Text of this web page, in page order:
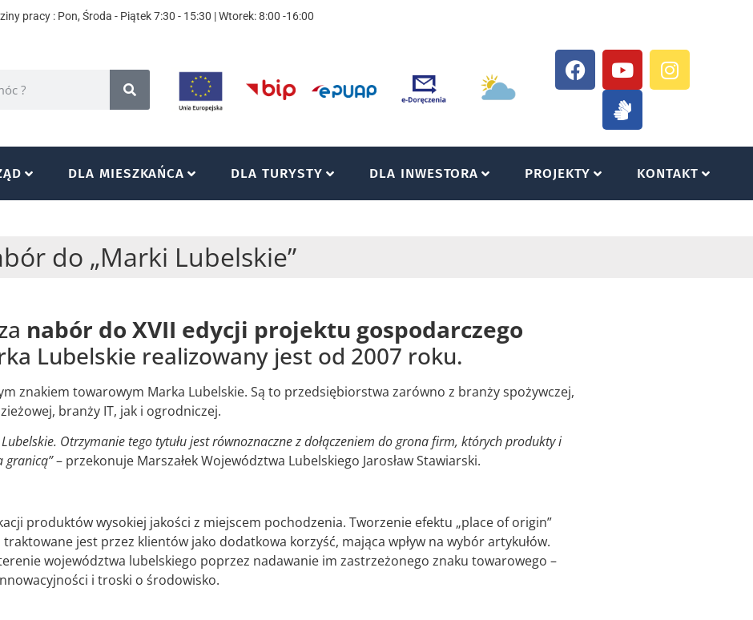
pracy : Pon, Środa - Piątek 7:30 - 15:30 | Wtorek: 8:00 -16:00
DLA MIESZKAŃCA DLA TURYSTY DLA INWESTORA PROJEKTY KONTAKT
do „Marki Lubelskie”
nabór do XVII edycji projektu gospodarczego
Lubelskie realizowany jest od 2007 roku.
znakiem towarowym Marka Lubelskie. Są to przedsiębiorstwa zarówno z branży spożywczej,
branży IT, jak i ogrodniczej.
Otrzymanie tego tytułu jest równoznaczne z dołączeniem do grona firm, których produkty i
granicą”– przekonuje Marszałek Województwa Lubelskiego Jarosław Stawiarski.
produktów wysokiej jakości z miejscem pochodzenia. Tworzenie efektu „place of origin”
jest przez klientów jako dodatkowa korzyść, mająca wpływ na wybór artykułów.
województwa lubelskiego poprzez nadawanie im zastrzeżonego znaku towarowego –
i troski o środowisko.